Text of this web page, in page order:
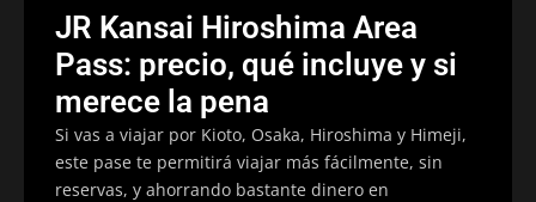
JR Kansai Hiroshima Area
Pass: precio, qué incluye y si
merece la pena
Si vas a viajar por Kioto, Osaka, Hiroshima y Himeji,
este pase te permitirá viajar más fácilmente, sin
reservas, y ahorrando bastante dinero en